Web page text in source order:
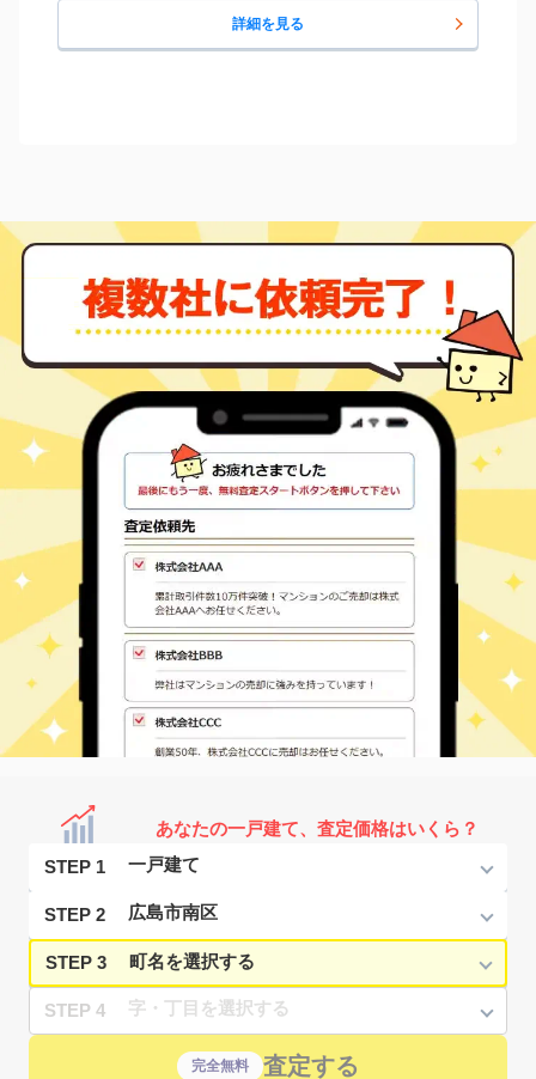
詳細を見る
あなたの一戸建て、査定価格はいくら？
STEP 1
STEP 2
STEP 3
STEP 4
完全無料 査定する